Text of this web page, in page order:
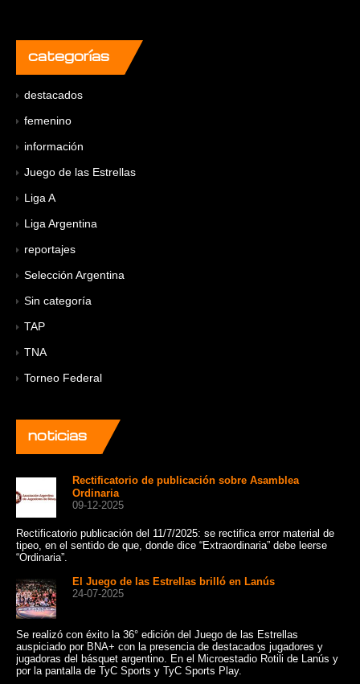
categorías
destacados
femenino
información
Juego de las Estrellas
Liga A
Liga Argentina
reportajes
Selección Argentina
Sin categoría
TAP
TNA
Torneo Federal
noticias
Rectificatorio de publicación sobre Asamblea
Ordinaria
09-12-2025
Rectificatorio publicación del 11/7/2025: se rectifica error material de
tipeo, en el sentido de que, donde dice “Extraordinaria” debe leerse
“Ordinaria”.
El Juego de las Estrellas brilló en Lanús
24-07-2025
Se realizó con éxito la 36° edición del Juego de las Estrellas
auspiciado por BNA+ con la presencia de destacados jugadores y
jugadoras del básquet argentino. En el Microestadio Rotili de Lanús y
por la pantalla de TyC Sports y TyC Sports Play.